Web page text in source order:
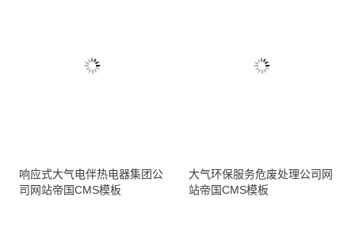
响应式大气电伴热电器集团公
司网站帝国CMS模板
大气环保服务危废处理公司网
站帝国CMS模板